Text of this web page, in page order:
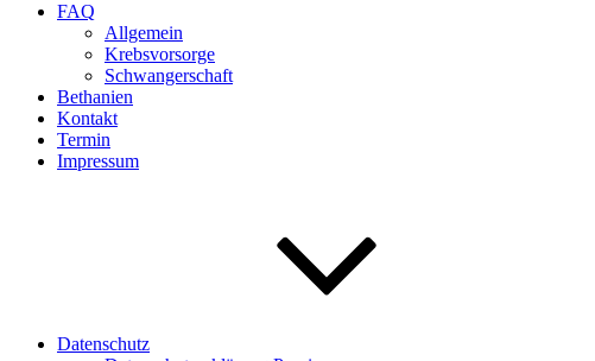
FAQ
Allgemein
Krebsvorsorge
Schwangerschaft
Bethanien
Kontakt
Termin
Impressum
Datenschutz